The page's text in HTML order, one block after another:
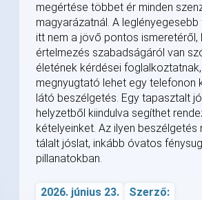
megértése többet ér minden
magyarázatnál. A leglényegesebb
itt nem a jövő pontos ismeretéről,
értelmezés szabadságáról van
életének kérdései
megnyugtató lehet egy telefonon
látó beszélgetés. Egy tapasztalt
helyzetből kiindulva segíthet
kételyeinket. Az ilyen beszélgetés
tálalt jóslat, inkább óvatos
pillanatokban.
2026. június 23. Szerző: